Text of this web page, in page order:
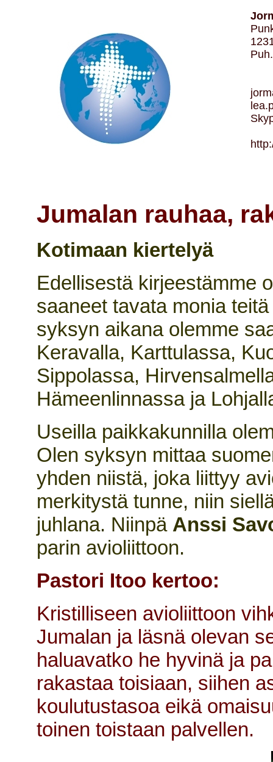
Jumalan rauhaa,
Kotimaan kiertelyä
Edellisestä kirjeestämme
saaneet tavata monia
syksyn aikana olemme
Keravalla, Karttulassa,
Sippolassa,
Hämeenlinnassa ja
Useilla paikkakunnilla
Olen syksyn mittaa
yhden niistä, joka liittyy
merkitystä tunne, niin
juhlana. Niinpä Anssi
parin avioliittoon.
Pastori Itoo kertoo:
Kristilliseen avioliittoon
Jumalan ja läsnä olevan
haluavatko he hyvinä ja
rakastaa toisiaan, siihen
koulutustasoa eikä
toinen toistaan palvellen.